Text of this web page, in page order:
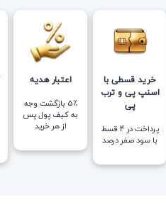
خرید قسطی با
اسنپ پی و ترب
پی
پرداخت در 4 قسط
با سود صفر درصد
اعتبار هدیه
5٪ بازگشت وجه
به کیف پول پس
از هر خرید